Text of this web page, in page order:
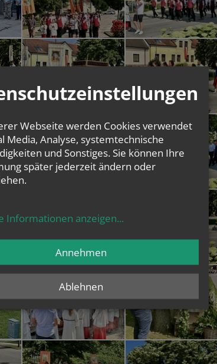
Webseite werden Cookies verwendet
Media, Analyse, systemtechnische
und Sonstiges. Sie können Ihre
später jederzeit ändern oder
Informationen anzeigen...
Ablehnen
Annehmen